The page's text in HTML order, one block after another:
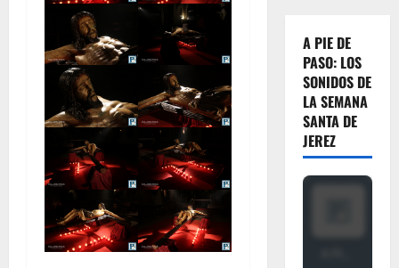
A PIE DE
PASO: LOS
SONIDOS DE
LA SEMANA
SANTA DE
JEREZ